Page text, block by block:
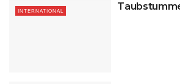
INTERNATIONAL